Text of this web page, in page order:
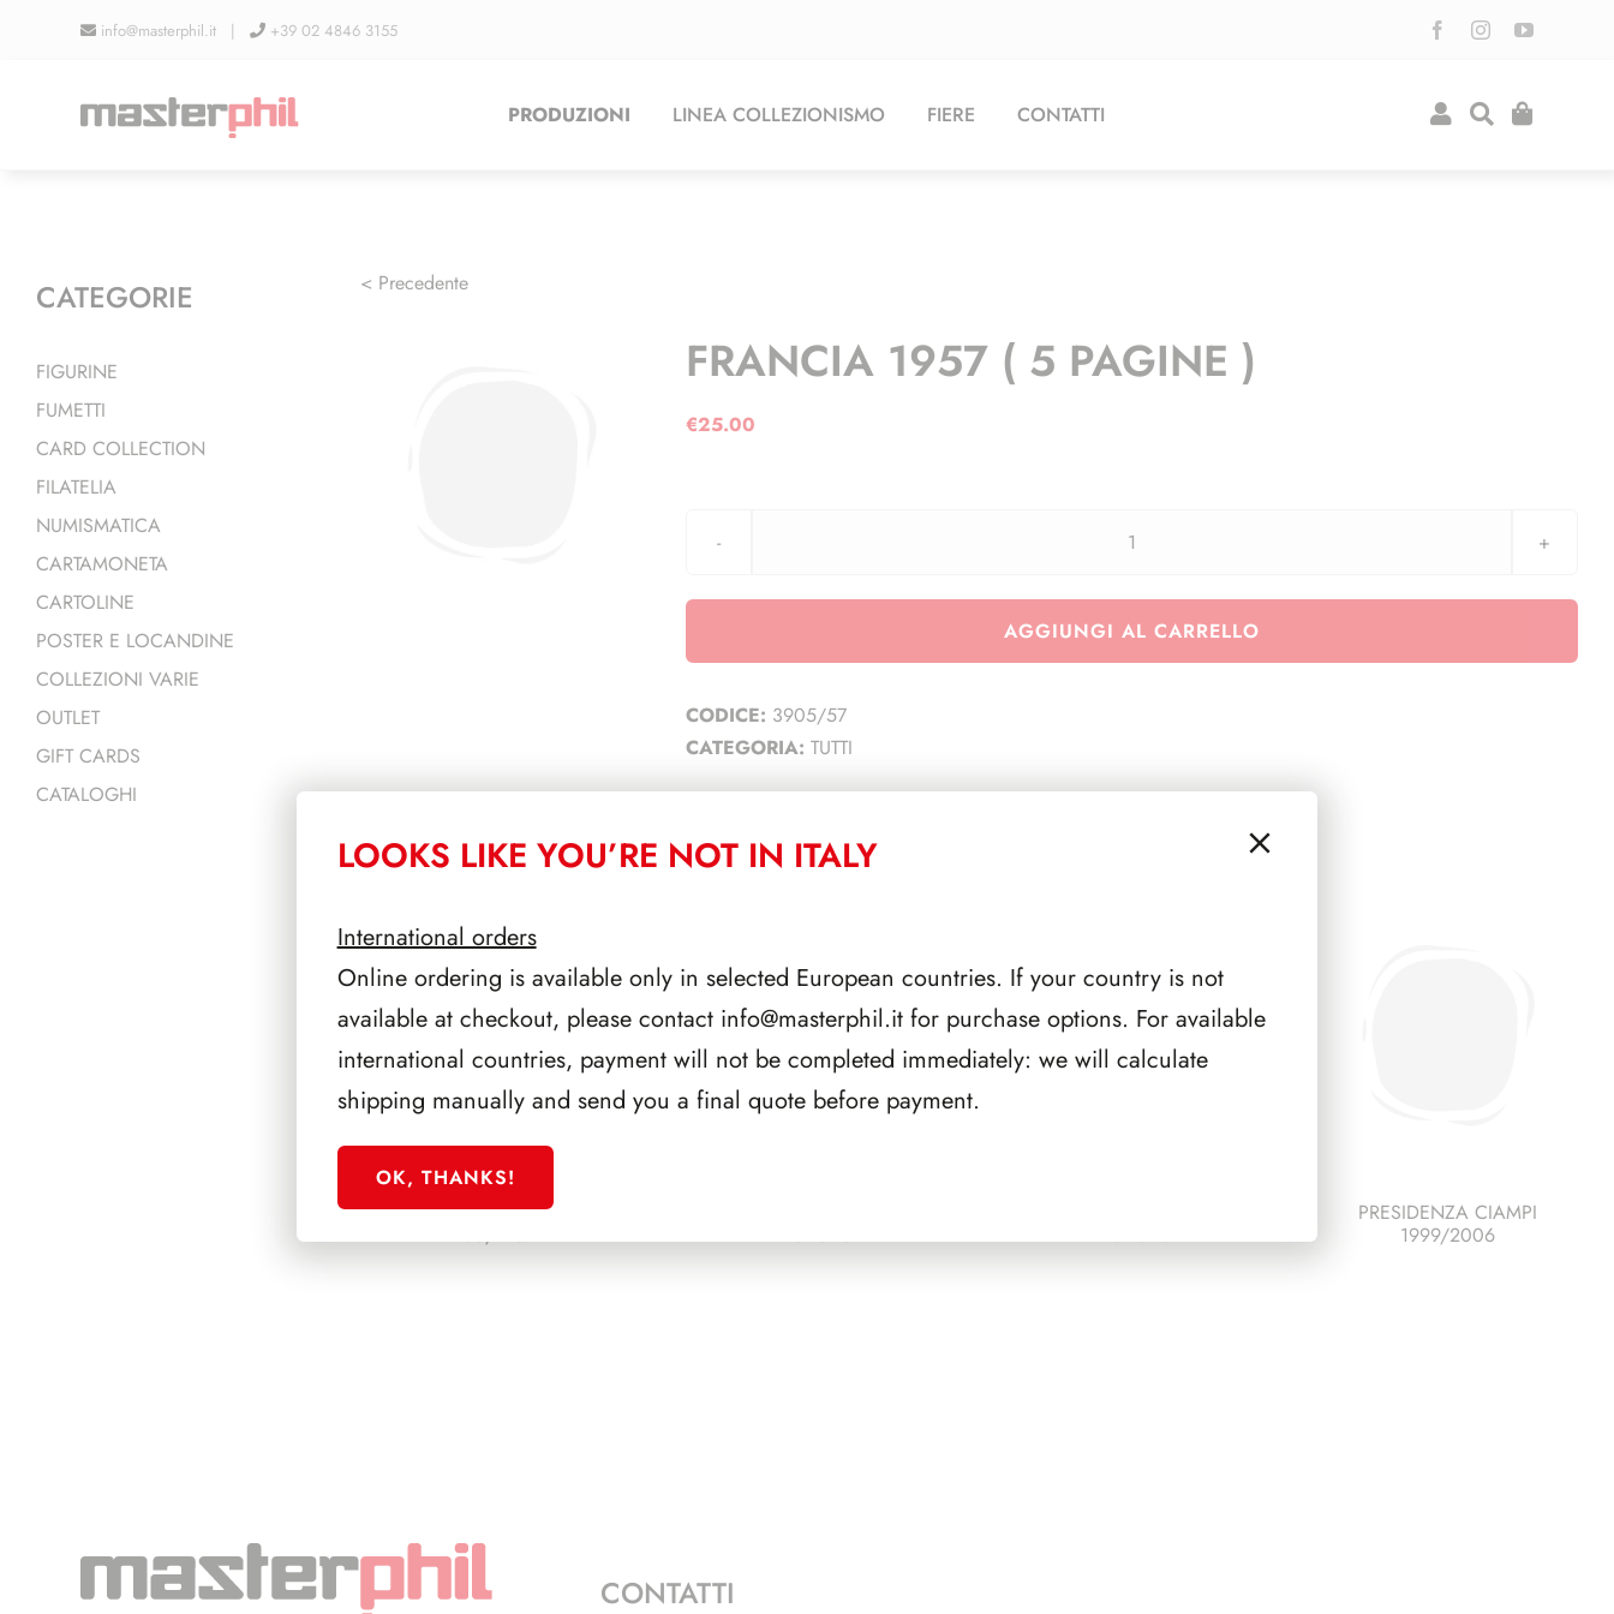
info@masterphil.it | +39 02 4846 3155
PRODUZIONI LINEA COLLEZIONISMO FIERE CONTATTI
< Precedente
FRANCIA 1957 ( 5 PAGINE )
€25.00
FRANCIA
(
AGGIUNGI AL CARRELLO
CODICE: 3905/57
CATEGORIA: TUTTI
PRODOTTI CORRELATI
PRESIDENZA GRONCHI
1955/1962
PAGINE 6
PAGINE 6
PRESIDENZA CIAMPI
1999/2006
CATEGORIE
FIGURINE
FUMETTI
CARD COLLECTION
FILATELIA
NUMISMATICA
CARTAMONETA
CARTOLINE
POSTER E LOCANDINE
COLLEZIONI VARIE
OUTLET
GIFT CARDS
CATALOGHI
CONTATTI
LOOKS LIKE YOU’RE NOT IN ITALY
International orders
Online ordering is available only in selected European countries. If your country is not
available at checkout, please contact info@masterphil.itfor purchase options. For available
international countries, payment will not be completed immediately: we will calculate
shipping manually and send you a final quote before payment.
OK, THANKS!